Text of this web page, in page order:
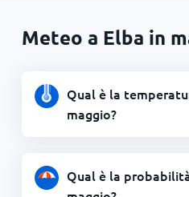
Meteo a Elba in
Qual è la
maggio?
Qual è la